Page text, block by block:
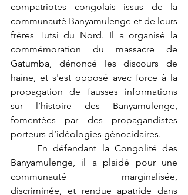
compatriotes congolais issus de la
communauté Banyamulenge et de leurs
frères Tutsi du Nord. Il a organisé la
commémoration du massacre de
Gatumba, dénoncé les discours de
haine, et s'est opposé avec force à la
propagation de fausses informations
sur l’histoire des Banyamulenge,
fomentées par des propagandistes
porteurs d’idéologies génocidaires.
Banyamulenge, il a plaidé pour une
communauté marginalisée,
discriminée, et rendue apatride dans